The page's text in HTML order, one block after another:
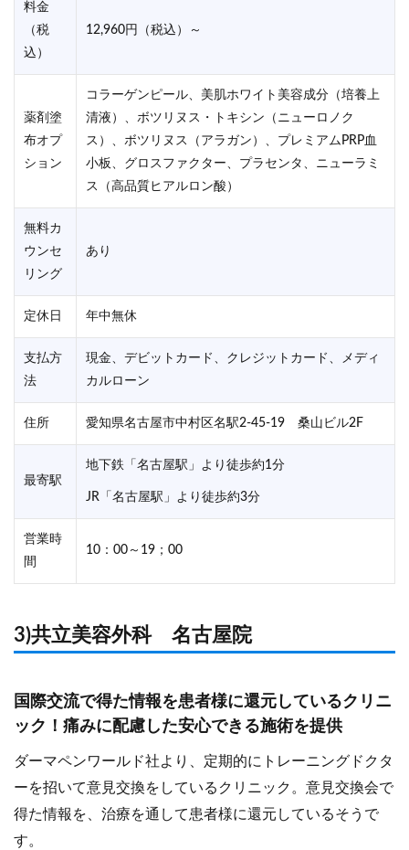
料金
（税
込）
12,960円（税込）～
薬剤塗
布オプ
ション
コラーゲンピール、美肌ホワイト美容成分（培養上
清液）、ボツリヌス・トキシン（ニューロノク
ス）、ボツリヌス（アラガン）、プレミアムPRP血
小板、グロスファクター、プラセンタ、ニューラミ
ス（高品質ヒアルロン酸）
無料カ
ウンセ
リング
あり
定休日 年中無休
支払方
法
現金、デビットカード、クレジットカード、メディ
カルローン
住所 愛知県名古屋市中村区名駅2-45-19 桑山ビル2F
最寄駅
地下鉄「名古屋駅」より徒歩約1分
JR「名古屋駅」より徒歩約3分
営業時
間
10：00～19；00
3)共立美容外科 名古屋院
国際交流で得た情報を患者様に還元しているクリニ
ック！痛みに配慮した安心できる施術を提供
ダーマペンワールド社より、定期的にトレーニングドクタ
ーを招いて意見交換をしているクリニック。意見交換会で
得た情報を、治療を通して患者様に還元しているそうで
す。